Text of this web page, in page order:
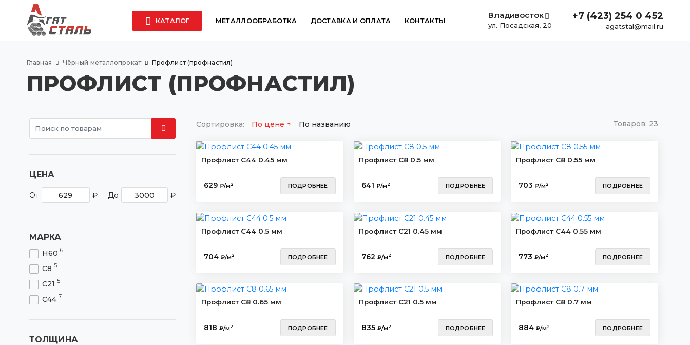
+7 (423) 254 0 452
agatstal@mail.ru
Владивосток
ул. Посадская, 20
КАТАЛОГ МЕТАЛЛООБРАБОТКА ДОСТАВКА И ОПЛАТА КОНТАКТЫ
Главная Чёрный металлопрокат Профлист (профнастил)
ПРОФЛИСТ (ПРОФНАСТИЛ)
Сортировка: По цене По названию Товаров: 23
Профлист С44 0.45 мм
629 ₽/м 2 ПОДРОБНЕЕ
Профлист С8 0.5 мм
641 ₽/м 2 ПОДРОБНЕЕ
Профлист С8 0.55 мм
703₽/м 2 ПОДРОБНЕЕ
Профлист С44 0.5 мм
704 ₽/м 2 ПОДРОБНЕЕ
Профлист С21 0.45 мм
762 ₽/м 2 ПОДРОБНЕЕ
Профлист С44 0.55 мм
773₽/м 2 ПОДРОБНЕЕ
Профлист С8 0.65 мм
818 ₽/м 2 ПОДРОБНЕЕ
Профлист С21 0.5 мм
835 ₽/м 2 ПОДРОБНЕЕ
Профлист С8 0.7 мм
884₽/м 2 ПОДРОБНЕЕ
ЦЕНА
От ₽ До ₽
МАРКА
Н60 6
С8 5
С21 5
С44 7
ТОЛЩИНА